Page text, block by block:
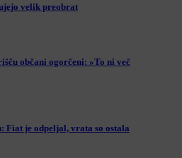
velik preobrat
občani ogorčeni: »To ni več
Fiat je odpeljal, vrata so ostala